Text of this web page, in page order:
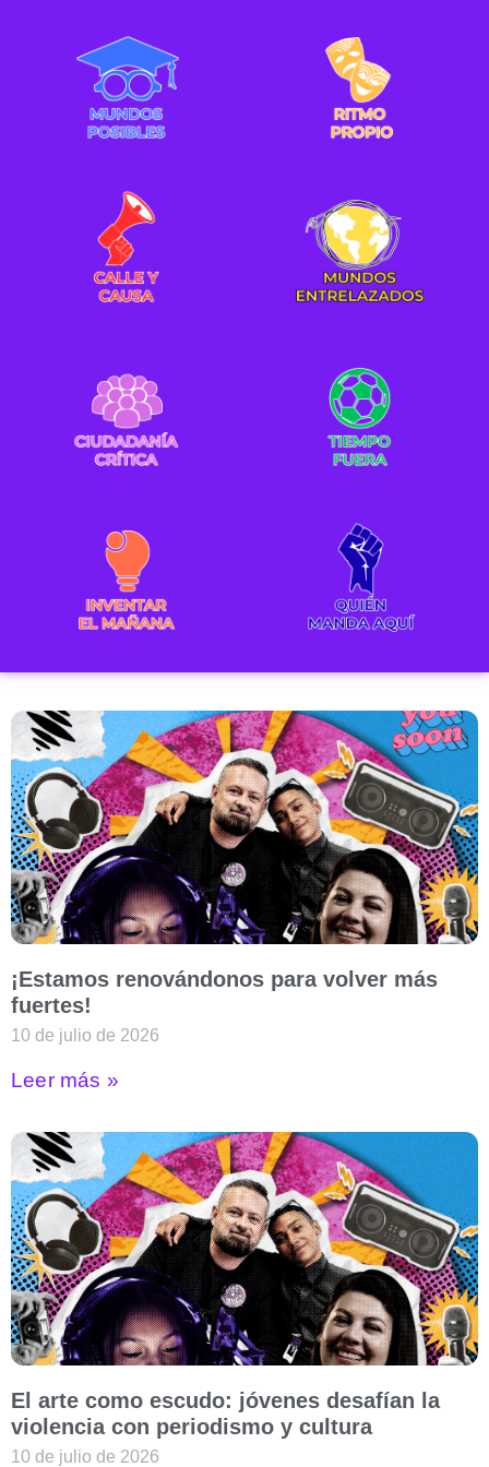
¡Estamos renovándonos para volver más
fuertes!
10 de julio de 2026
Leer más »
El arte como escudo: jóvenes desafían la
violencia con periodismo y cultura
10 de julio de 2026